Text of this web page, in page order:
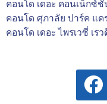
คอนโด เดอะ คอนเน็กซ์
คอนโด ศุภาลัย ปาร์ค แค
คอนโด เดอะ ไพรเวซี่ เรว